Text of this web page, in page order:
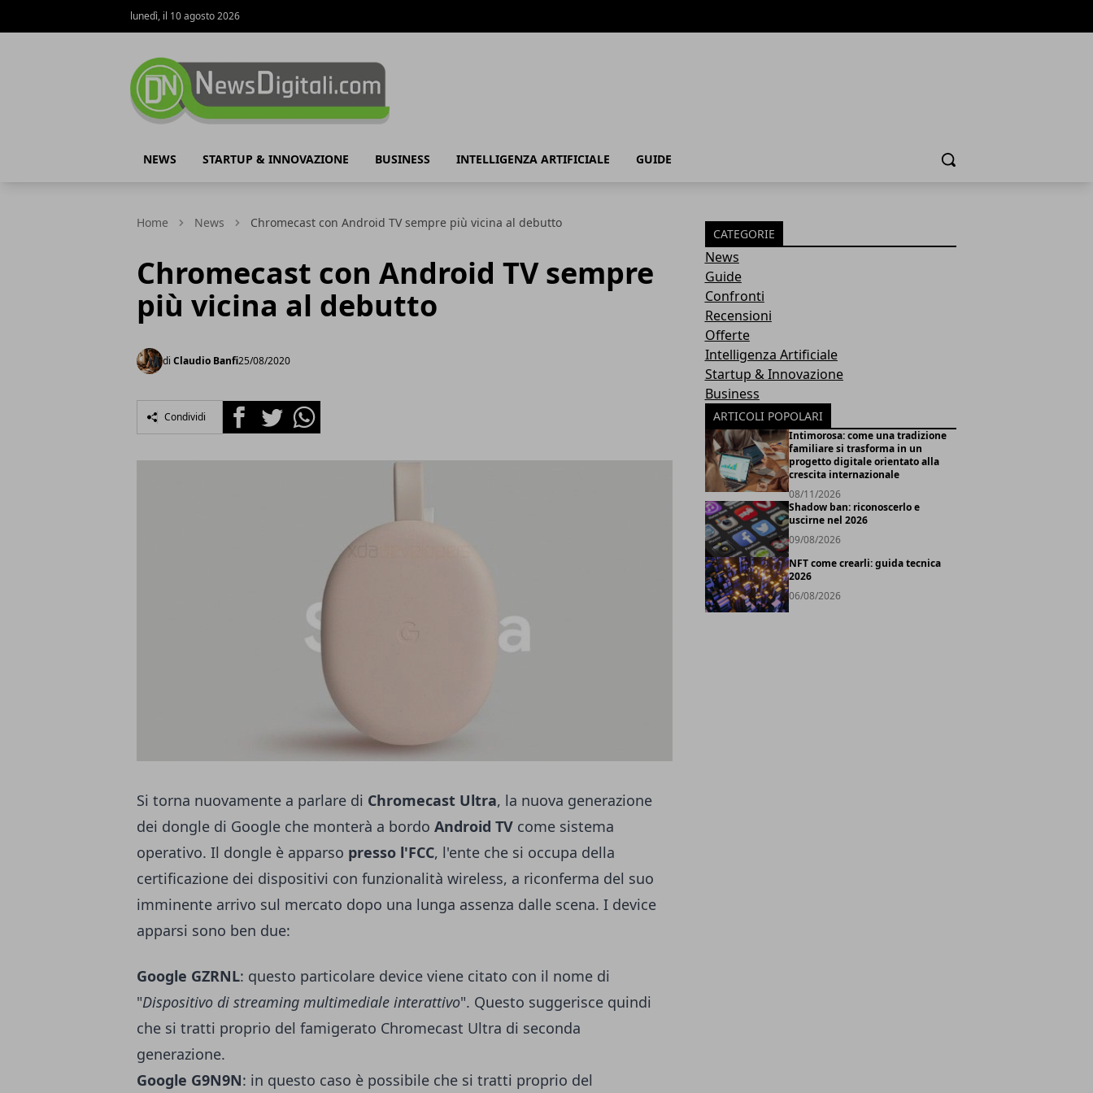
lunedì, il 10 agosto 2026
NEWS STARTUP & INNOVAZIONE BUSINESS INTELLIGENZA ARTIFICIALE GUIDE Cerca
Home News Chromecast con Android TV sempre più vicina al debutto
Chromecast con Android TV sempre
più vicina al debutto
di Claudio Banfi25/08/2020
Condividi FacebookTwitterWhatsapp
Si torna nuovamente a parlare di Chromecast Ultra, la nuova generazione
dei dongle di Google che monterà a bordo Android TV come sistema
operativo. Il dongle è apparso presso l'FCC, l'ente che si occupa della
certificazione dei dispositivi con funzionalità wireless, a riconferma del suo
imminente arrivo sul mercato dopo una lunga assenza dalle scena. I device
apparsi sono ben due:
Google GZRNL: questo particolare device viene citato con il nome di
"Dispositivo di streaming multimediale interattivo". Questo suggerisce quindi
che si tratti proprio del famigerato Chromecast Ultra di seconda
generazione.
Google G9N9N: in questo caso è possibile che si tratti proprio del
CATEGORIE
News
Guide
Confronti
Recensioni
Offerte
Intelligenza Artificiale
Startup & Innovazione
Business
ARTICOLI POPOLARI
Intimorosa: come una tradizione
familiare si trasforma in un
progetto digitale orientato alla
crescita internazionale
08/11/2026
Shadow ban: riconoscerlo e
uscirne nel 2026
09/08/2026
NFT come crearli: guida tecnica
2026
06/08/2026